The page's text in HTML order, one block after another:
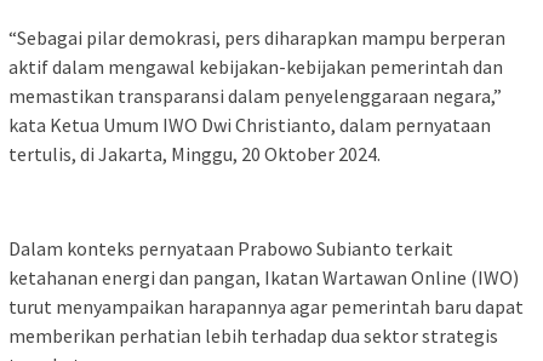
“Sebagai pilar demokrasi, pers diharapkan mampu berperan
aktif dalam mengawal kebijakan-kebijakan pemerintah dan
memastikan transparansi dalam penyelenggaraan negara,”
kata Ketua Umum IWO Dwi Christianto, dalam pernyataan
tertulis, di Jakarta, Minggu, 20 Oktober 2024.
Dalam konteks pernyataan Prabowo Subianto terkait
ketahanan energi dan pangan, Ikatan Wartawan Online (IWO)
turut menyampaikan harapannya agar pemerintah baru dapat
memberikan perhatian lebih terhadap dua sektor strategis